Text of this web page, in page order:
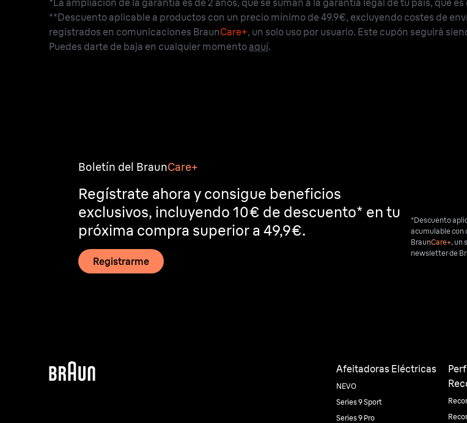
*La ampliación de la garantía es de 2 años, que se suman a la garantía legal de tu país, que es
**Descuento aplicable a productos con un precio mínimo de 49.9€, excluyendo costes de
registrados en comunicaciones BraunCare+, un solo uso por usuario. Este cupón seguirá
Puedes darte de baja en cualquier momento aquí.
Boletín del BraunCare+
Regístrate ahora y consigue beneficios
exclusivos, incluyendo 10€ de descuento* en tu
próxima compra superior a 49,9€.
Registrarme
*Descuento
acumulable con
BraunCare+, un
newsletter de
Afeitadoras Eléctricas
NEVO
Series 9 Sport
Series 9 Pro